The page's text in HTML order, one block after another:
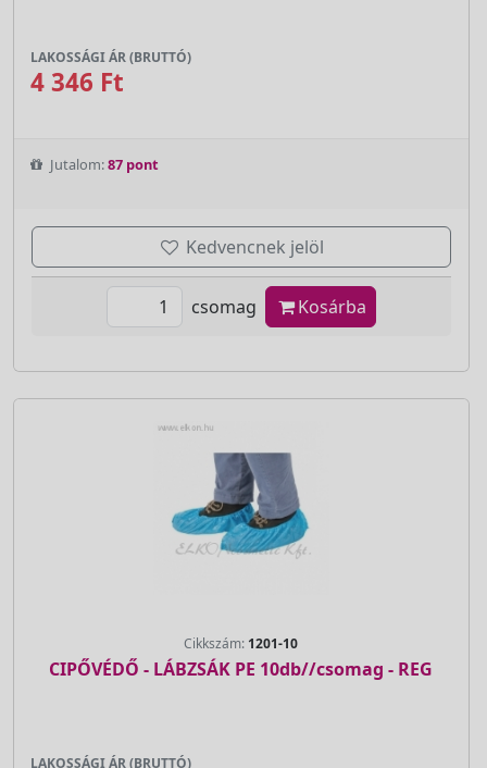
LAKOSSÁGI ÁR (BRUTTÓ)
4 346 Ft
Jutalom:87 pont
Kedvencnek jelöl
csomag Kosárba
Cikkszám: 1201-10
CIPŐVÉDŐ - LÁBZSÁK PE 10db//csomag - REG
LAKOSSÁGI ÁR (BRUTTÓ)